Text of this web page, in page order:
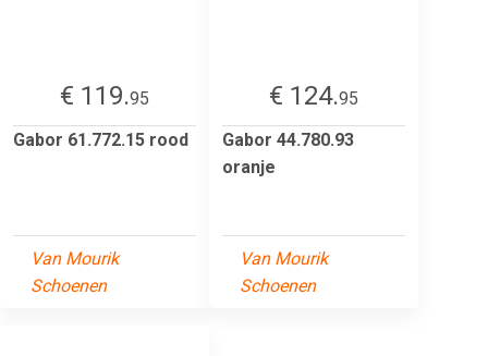
€ 119.95
Gabor 61.772.15 rood
Van Mourik
Schoenen
€ 124.95
Gabor 44.780.93
oranje
Van Mourik
Schoenen